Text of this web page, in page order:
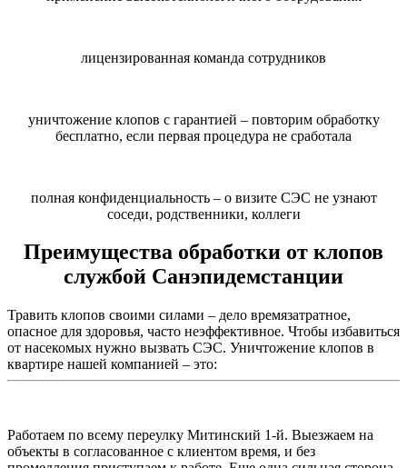
лицензированная команда сотрудников
уничтожение клопов с гарантией – повторим обработку
бесплатно, если первая процедура не сработала
полная конфиденциальность – о визите СЭС не узнают
соседи, родственники, коллеги
Преимущества обработки от клопов
службой Санэпидемстанции
Травить клопов своими силами – дело времязатратное,
опасное для здоровья, часто неэффективное. Чтобы избавиться
от насекомых нужно вызвать СЭС. Уничтожение клопов в
квартире нашей компанией – это:
Работаем по всему переулку Митинский 1-й. Выезжаем на
объекты в согласованное с клиентом время, и без